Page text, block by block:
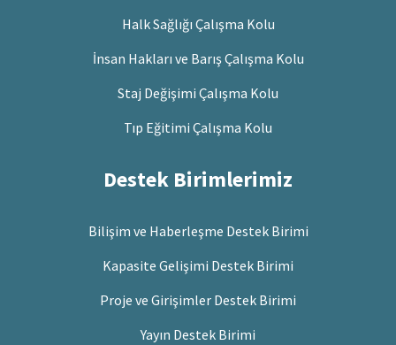
Halk Sağlığı Çalışma Kolu
İnsan Hakları ve Barış Çalışma Kolu
Staj Değişimi Çalışma Kolu
Tıp Eğitimi Çalışma Kolu
Destek Birimlerimiz
Bilişim ve Haberleşme Destek Birimi
Kapasite Gelişimi Destek Birimi
Proje ve Girişimler Destek Birimi
Yayın Destek Birimi